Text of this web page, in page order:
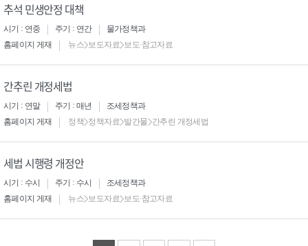
추석 민생안정 대책
시기 : 연중 주기 : 연간
물가정책과
홈페이지 게재
뉴스>보도자료>보도·참고자료
간추린 개정세법
시기 : 연말 주기 : 매년
조세정책과
홈페이지 게재
정책>정책자료>발간물>간추린 개정세법
세법 시행령 개정안
시기 : 수시 주기 : 수시
조세정책과
홈페이지 게재
뉴스>보도자료>보도·참고자료